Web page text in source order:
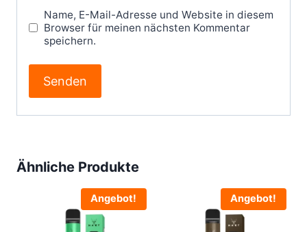
Name, E-Mail-Adresse und Website in diesem
Browser für meinen nächsten Kommentar
speichern.
Ähnliche Produkte
Angebot! Angebot!